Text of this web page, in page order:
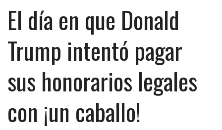
El día en que Donald
Trump intentó pagar
sus honorarios legales
con ¡un caballo!